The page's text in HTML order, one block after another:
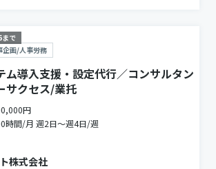
まで
企画/人事労務
ム導入支援・設定代行／コンサルタン
サクセス/業托
円
時間/月 週2日〜週4日/週
株式会社